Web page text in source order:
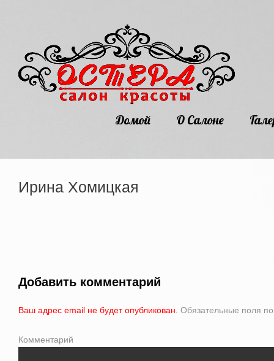
Домой О Салоне
Ирина Хомицкая
Добавить комментарий
Ваш адрес email не будет опубликован. Обязательные поля
Комментарий